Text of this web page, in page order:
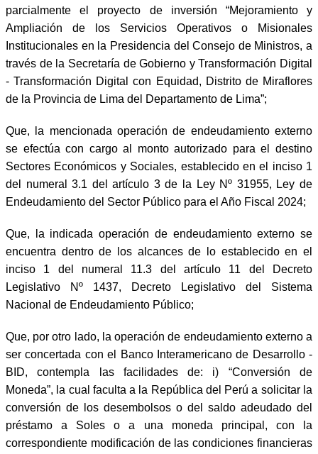
parcialmente el proyecto de inversión “Mejoramiento y
Ampliación de los Servicios Operativos o Misionales
Institucionales en la Presidencia del Consejo de Ministros, a
través de la Secretaría de Gobierno y Transformación Digital
- Transformación Digital con Equidad, Distrito de Miraflores
de la Provincia de Lima del Departamento de Lima”;
Que, la mencionada operación de endeudamiento externo
se efectúa con cargo al monto autorizado para el destino
Sectores Económicos y Sociales, establecido en el inciso 1
del numeral 3.1 del artículo 3 de la Ley Nº 31955, Ley de
Endeudamiento del Sector Público para el Año Fiscal 2024;
Que, la indicada operación de endeudamiento externo se
encuentra dentro de los alcances de lo establecido en el
inciso 1 del numeral 11.3 del artículo 11 del Decreto
Legislativo Nº 1437, Decreto Legislativo del Sistema
Nacional de Endeudamiento Público;
Que, por otro lado, la operación de endeudamiento externo a
ser concertada con el Banco Interamericano de Desarrollo -
BID, contempla las facilidades de: i) “Conversión de
Moneda”, la cual faculta a la República del Perú a solicitar la
conversión de los desembolsos o del saldo adeudado del
préstamo a Soles o a una moneda principal, con la
correspondiente modificación de las condiciones financieras